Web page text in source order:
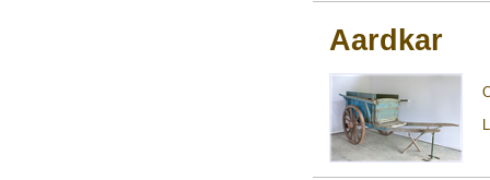
Aardkar